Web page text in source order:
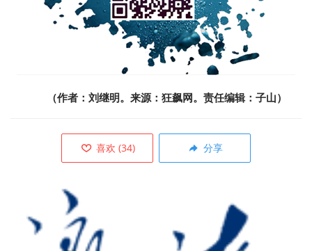
（作者：刘继明。来源：狂飙网。责任编辑：子山）
喜欢 (34) 分享